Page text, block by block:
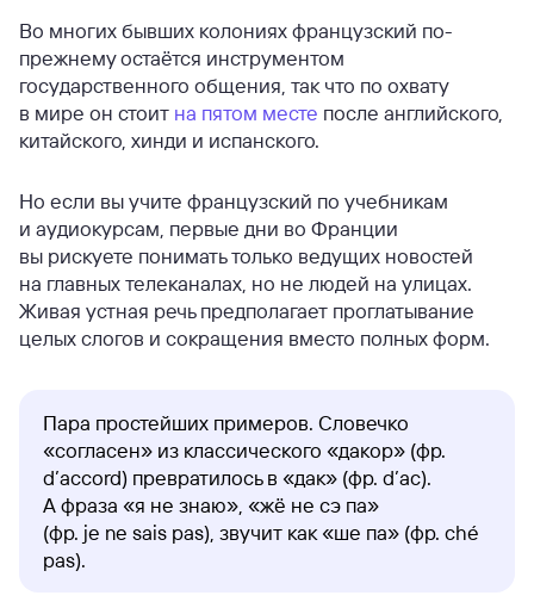
Во многих бывших колониях французский по-
прежнему остаётся инструментом
государственного общения, так что по охвату
в мире он стоит на пятом месте после английского,
китайского, хинди и испанского.
Но если вы учите французский по учебникам
и аудиокурсам, первые дни во Франции
вы рискуете понимать только ведущих новостей
на главных телеканалах, но не людей на улицах.
Живая устная речь предполагает проглатывание
целых слогов и сокращения вместо полных форм.
Пара простейших примеров. Словечко
«согласен» из классического «дакор» (фр.
d’accord) превратилось в «дак» (фр. d’ac).
А фраза «я не знаю», «жё не сэ па»
(фр. je ne sais pas), звучит как «ше па» (фр. ché
pas).